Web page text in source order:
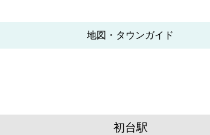
地図・タウンガイド
初台駅